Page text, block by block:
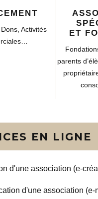
Dons, Activités
ET
parents
EN LIGNE
d'une association (e-
d'une association (e-